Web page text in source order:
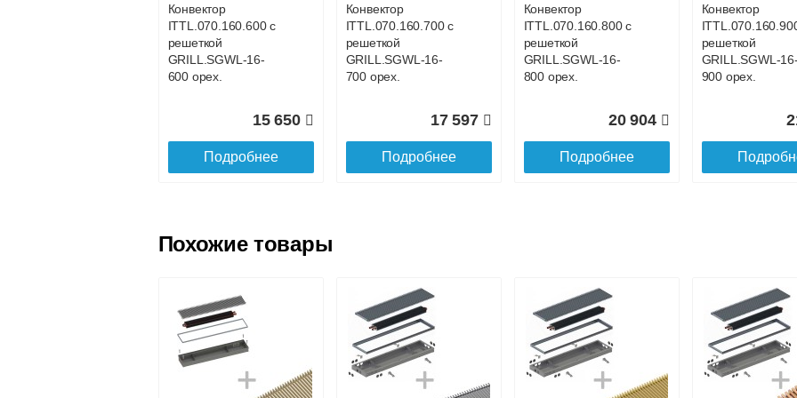
Доставка в регионы России.
Конвектор
ITTL.070.160.600 с
решеткой
GRILL.SGWL-16-
600 орех.
15 650
Подробнее
Конвектор
ITTL.070.160.700 с
решеткой
GRILL.SGWL-16-
700 орех.
17 597
Подробнее
Конвектор
ITTL.070.160.800 с
решеткой
GRILL.SGWL-16-
800 орех.
20 904
Подробнее
Конвектор
решеткой
GRILL.SGWL-16-
900 орех.
Конвектор
ITTL.070.160.1100
Конвектор
ITTL.070.160.1200
Конвектор
ITTL.070.160.1300
Конвектор
Похожие товары